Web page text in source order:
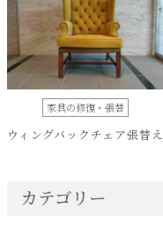
家具の修復・張替
ウィングバックチェア張替え
カテゴリー